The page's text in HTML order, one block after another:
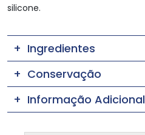
silicone.
Ingredientes
Conservação
Informação Adicional